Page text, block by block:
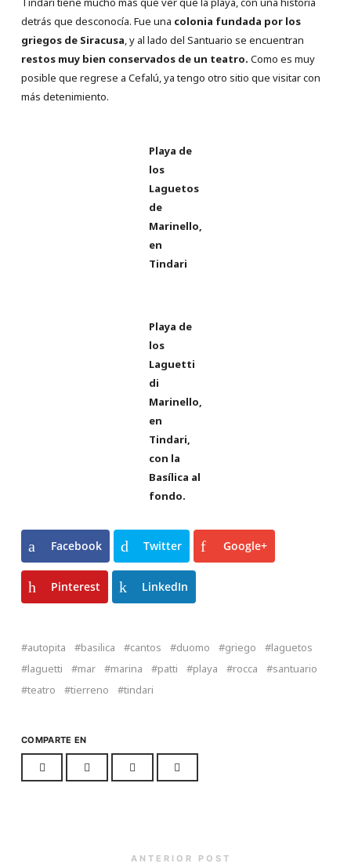
detrás que desconocía. Fue una colonia fundada por los
griegos de Siracusa, y al lado del Santuario se encuentran
restos muy bien conservados de un teatro. Como es muy
posible que regrese a Cefalú, ya tengo otro sitio que visitar con
más detenimiento.
Playa de
los
Laguetos
de
Marinello,
en
Tindari
Playa de
los
Laguetti
di
Marinello,
en
Tindari,
con la
Basílica al
fondo.
Facebook Twitter Google+
Pinterest LinkedIn
autopita basilica cantos duomo griego
laguetos
laguetti
mar marina patti playa rocca
santuario
teatro
tierreno tindari
COMPARTE EN
ANTERIOR POST